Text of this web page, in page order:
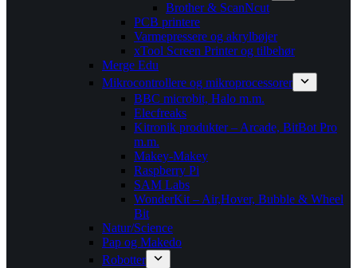
Brother & ScanNcut
PCB printere
Varmepressere og akrylbøjer
xTool Screen Printer og tilbehør
Merge Edu
Mikrocontrollere og mikroprocessorer
BBC microbit, Halo m.m.
Elecfreaks
Kitronik produkter – Arcade, BitBot Pro
m.m.
Makey-Makey
Raspberry Pi
SAM Labs
WonderKit – Air,Hover, Bubble & Wheel
Bit
Natur/Science
Pap og Makedo
Robotter